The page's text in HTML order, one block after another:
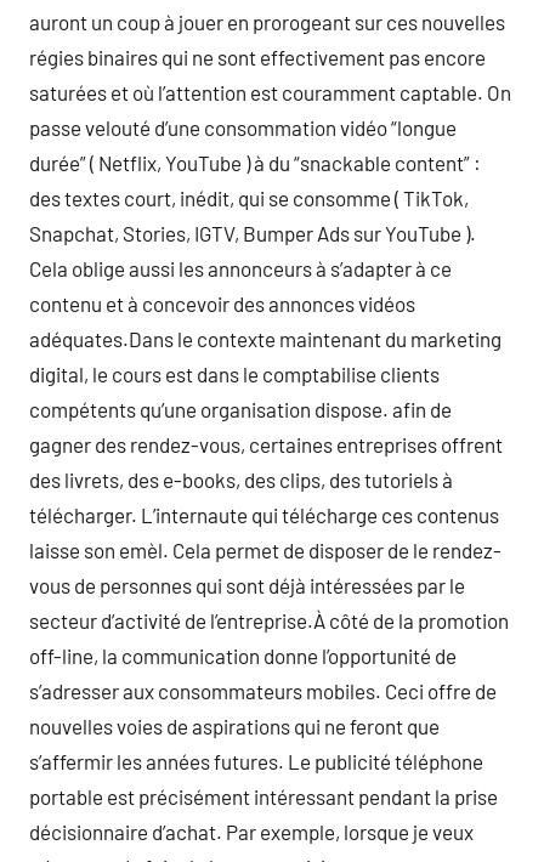
auront un coup à jouer en prorogeant sur ces nouvelles
régies binaires qui ne sont effectivement pas encore
saturées et où l’attention est couramment captable. On
passe velouté d’une consommation vidéo “longue
durée” ( Netflix, YouTube ) à du “snackable content” :
des textes court, inédit, qui se consomme ( TikTok,
Snapchat, Stories, IGTV, Bumper Ads sur YouTube ).
Cela oblige aussi les annonceurs à s’adapter à ce
contenu et à concevoir des annonces vidéos
adéquates.Dans le contexte maintenant du marketing
digital, le cours est dans le comptabilise clients
compétents qu’une organisation dispose. afin de
gagner des rendez-vous, certaines entreprises offrent
des livrets, des e-books, des clips, des tutoriels à
télécharger. L’internaute qui télécharge ces contenus
laisse son emèl. Cela permet de disposer de le rendez-
vous de personnes qui sont déjà intéressées par le
secteur d’activité de l’entreprise.À côté de la promotion
off-line, la communication donne l’opportunité de
s’adresser aux consommateurs mobiles. Ceci offre de
nouvelles voies de aspirations qui ne feront que
s’affermir les années futures. Le publicité téléphone
portable est précisément intéressant pendant la prise
décisionnaire d’achat. Par exemple, lorsque je veux